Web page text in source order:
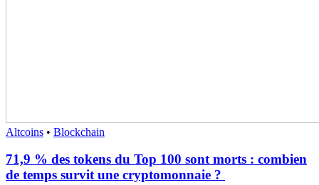
Altcoins • Blockchain
71,9 % des tokens du Top 100 sont morts : combien
de temps survit une cryptomonnaie ?